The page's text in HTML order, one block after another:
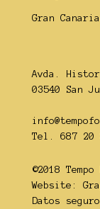
Gran Canaria
Avda.
03540 San
Tel. 687 20
©2018
Website:
Datos